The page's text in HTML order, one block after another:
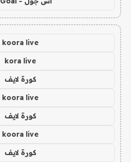
koora live
kora live
كورة لايف
koora live
كورة لايف
koora live
كورة لايف